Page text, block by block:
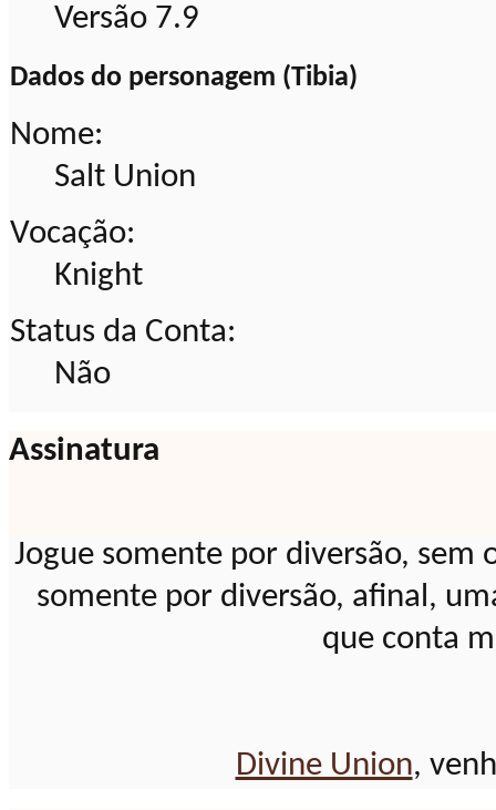
Versão 7.9
Dados do personagem (Tibia)
Nome:
Salt Union
Vocação:
Knight
Status da Conta:
Não
Assinatura
Jogue somente por diversão, sem
somente por diversão, afinal,
que conta
Divine Union,